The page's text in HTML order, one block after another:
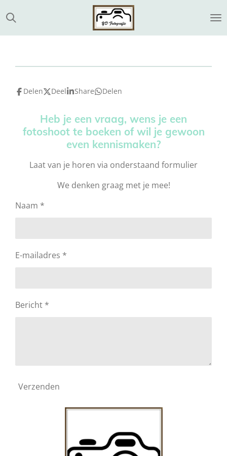
direct
naar
Delen Deel Share Delen
Heb je een vraag, wens je een
fotoshoot te boeken of wil je gewoon
even kennismaken?
Laat van je horen via onderstaand formulier
We denken graag met je mee!
Naam *
E-mailadres *
Bericht *
Verzenden